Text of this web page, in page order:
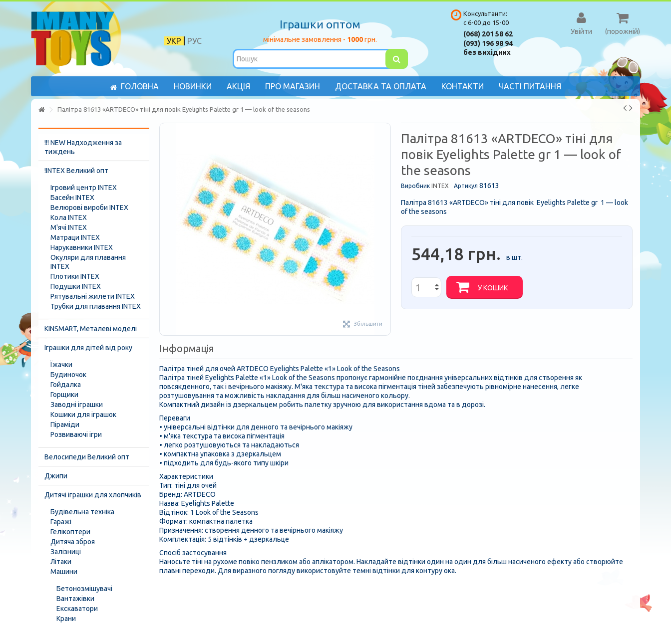
РУС
УКР
Іграшки оптом
мінімальне замовлення - 1000грн.
(порожній)
Увійти
Консультанти:
с 6-00 до 15-00
(068) 201 58 62
(093) 196 98 94
без вихідних
ГОЛОВНА НОВИНКИ АКЦІЯ ПРО МАГАЗИН ДОСТАВКА ТА ОПЛАТА КОНТАКТИ ЧАСТІ ПИТАННЯ
Палітра 81613 «ARTDECO» тіні для повік Eyelights Palette gr 1 — look of the seasons
Збільшити
Палітра 81613 «ARTDECO» тіні для
повік Eyelights Palette gr 1 — look of
the seasons
Виробник INTEX Артикул 81613
Палітра 81613 «ARTDECO» тіні для повік Eyelights Palette gr 1 — look
of the seasons
544,18 грн. в шт.
У КОШИК
Інформація
Палітра тіней для очей ARTDECO Eyelights Palette «1» Look of the Seasons
Палітра тіней Eyelights Palette «1» Look of the Seasons пропонує гармонійне поєднання універсальних відтінків для створення як
повсякденного, так і вечірнього макіяжу. М'яка текстура та висока пігментація тіней забезпечують рівномірне нанесення, легке
розтушовування та можливість накладання для більш насиченого кольору.
Компактний дизайн із дзеркальцем робить палетку зручною для використання вдома та в дорозі.
Переваги
• універсальні відтінки для денного та вечірнього макіяжу
• м'яка текстура та висока пігментація
• легко розтушовуються та накладаються
• компактна упаковка з дзеркальцем
• підходить для будь-якого типу шкіри
Характеристики
Тип: тіні для очей
Бренд: ARTDECO
Назва: Eyelights Palette
Відтінок: 1 Look of the Seasons
Формат: компактна палетка
Призначення: створення денного та вечірнього макіяжу
Комплектація: 5 відтінків + дзеркальце
Спосіб застосування
Наносьте тіні на рухоме повіко пензликом або аплікатором. Накладайте відтінки один на один для більш насиченого ефекту або створюйте
плавні переходи. Для виразного погляду використовуйте темні відтінки для контуру ока.
!!! NEW Надходження за
тиждень
!INTEX Великий опт
Ігровий центр INTEX
Басейн INTEX
Велюрові вироби INTEX
Кола INTEX
М'ячі INTEX
Матраци INTEX
Нарукавники INTEX
Окуляри для плавання
INTEX
Плотики INTEX
Подушки INTEX
Рятувальні жилети INTEX
Трубки для плавання INTEX
KINSMART, Металеві моделі
Іграшки для дітей від року
Їжачки
Будиночок
Гойдалка
Горщики
Заводні іграшки
Кошики для іграшок
Піраміди
Розвиваючі ігри
Велосипеди Великий опт
Джипи
Дитячі іграшки для хлопчиків
Будівельна техніка
Гаражі
Гелікоптери
Дитяча зброя
Залізниці
Літаки
Машини
Бетонозмішувачі
Вантажівки
Екскаватори
Крани